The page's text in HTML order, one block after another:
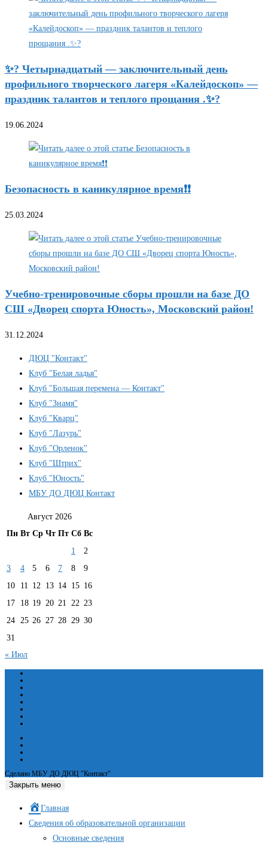
✨? Четырнадцатый — заключительный день
профильного творческого лагеря «Калейдоскоп» —
праздник талантов и теплого прощания .✨?
19.06.2024
Безопасность в каникулярное время❗❗
25.03.2024
Учебно-тренировочные сборы прошли на базе ДО
СШ «Дворец спорта Юность», Московский район!
31.12.2024
ДЮЦ "Контакт"
Клуб "Белая ладья"
Клуб "Большая перемена — Контакт"
Клуб "Знамя"
Клуб "Кварц"
Клуб "Лазурь"
Клуб "Орленок"
Клуб "Штрих"
Клуб "Юность"
МБУ ДО ДЮЦ Контакт
Август 2026
Пн Вт Ср Чт Пт Сб Вс
1
2
3
4 5 6 7 8
9
10
11 12 13 14 15 16
17
18 19 20 21 22 23
24 25 26 27 28 29 30
31
« Июл
Сделано МБУ ДО ДЮЦ "Контакт"
Закрыть меню
Главная
Сведения об образовательной организации
Основные сведения